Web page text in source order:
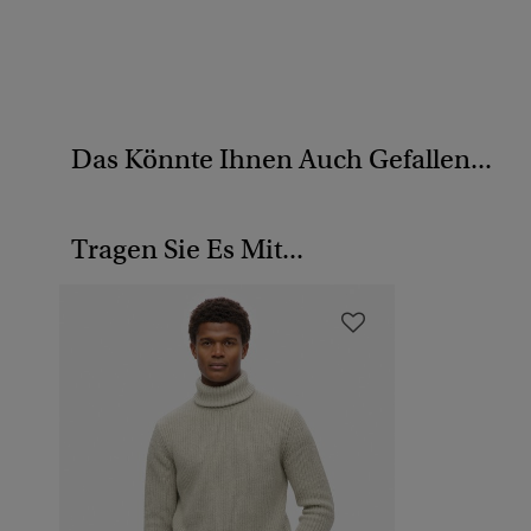
Das Könnte Ihnen Auch Gefallen...
Tragen Sie Es Mit...